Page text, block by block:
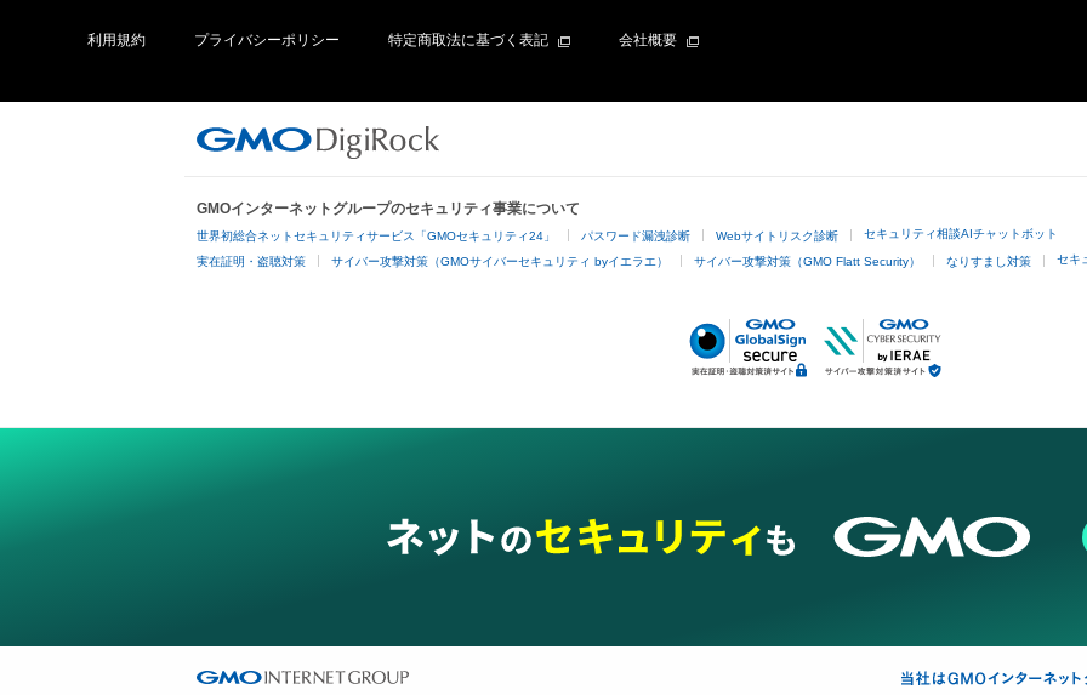
利用規約 プライバシーポリシー 特定商取法に基づく表記 会社概要
GMOインターネットグループのセキュリティ事業について
世界初総合ネットセキュリティサービス「GMOセキュリティ24」 パスワード漏洩診断 Webサイトリスク診断 セキュリティ相談AIチャットボット
実在証明・盗聴対策 サイバー攻撃対策（GMOサイバーセキュリティ byイエラエ） サイバー攻撃対策（GMO Flatt Security） なりすまし対策 セキ